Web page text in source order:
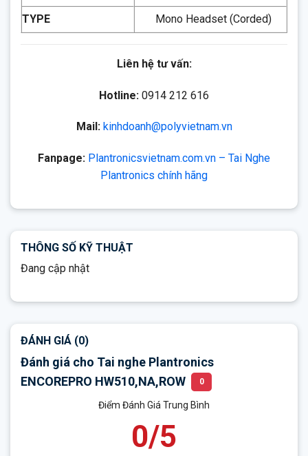
TYPE
Mono Headset (Corded)
Liên hệ tư vấn:
Hotline: 0914 212 616
Mail: kinhdoanh@polyvietnam.vn
Fanpage: Plantronicsvietnam.com.vn – Tai Nghe
Plantronics chính hãng
THÔNG SỐ KỸ THUẬT
Đang cập nhật
ĐÁNH GIÁ (0)
Đánh giá cho Tai nghe Plantronics
ENCOREPRO HW510,NA,ROW
0
Điểm Đánh Giá Trung Bình
0/5